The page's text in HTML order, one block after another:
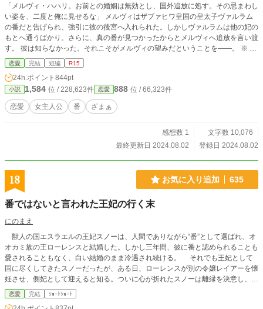
「メルヴィ・ハハリ。お前との婚姻は無効とし、国外追放に処す。その忌まわし
い姿を、二度と俺に見せるな」 メルヴィはザブァヒワ皇国の皇太子ヴァルラム
の番だと告げられ、強引に彼の後宮へ入れられた。しかしヴァルラムは他の妃の
もとへ通うばかり。さらに、真の番が見つかったからとメルヴィへ追放を言い渡
す。 彼は知らなかった。それこそがメルヴィの望みだということを――。 ※ 8/
4 誤字修正しました。 ※ なろうにも投稿しています。
恋愛 完結 短編 R15
24h.ポイント 844pt
小説 1,584 位 / 228,623件 恋愛 888 位 / 66,323件
恋愛 女主人公 番 ざまぁ
感想数 1
文字数 10,076
最終更新日 2024.08.02
登録日 2024.08.02
18 お気に入り追加 635
番ではないと言われた王妃の行く末
にのまえ
獣人の国エスラエルの王妃スノーは、人間でありながら“番”として選ばれ、オ
オカミ族の王ローレンスと結婚した。しかし三年間、彼に番と認められることも
愛されることもなく、白い結婚のまま冷遇され続ける。 それでも王妃として
国に尽くしてきたスノーだったが、ある日、ローレンスが別の令嬢レイアーを懐
妊させ、側妃として迎えると知る。ついに心が折れたスノーは離縁を決意し、国
を去ろうとする。 しかしその道中、レイアー嬢の実家の襲撃に遭い、スノー
は命を落とす寸前、自身の命と引き換えに広域回復魔法で多くの命を救う。
恋愛 完結 ｼｮｰﾄｼｮｰﾄ